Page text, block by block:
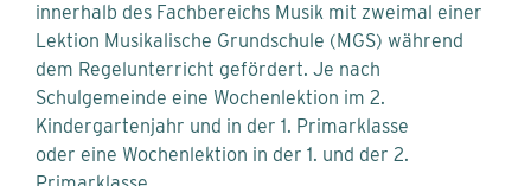
innerhalb des Fachbereichs Musik mit zweimal einer
Lektion Musikalische Grundschule (MGS) während
dem Regelunterricht gefördert. Je nach
Schulgemeinde eine Wochenlektion im 2.
Kindergartenjahr und in der 1. Primarklasse
oder eine Wochenlektion in der 1. und der 2.